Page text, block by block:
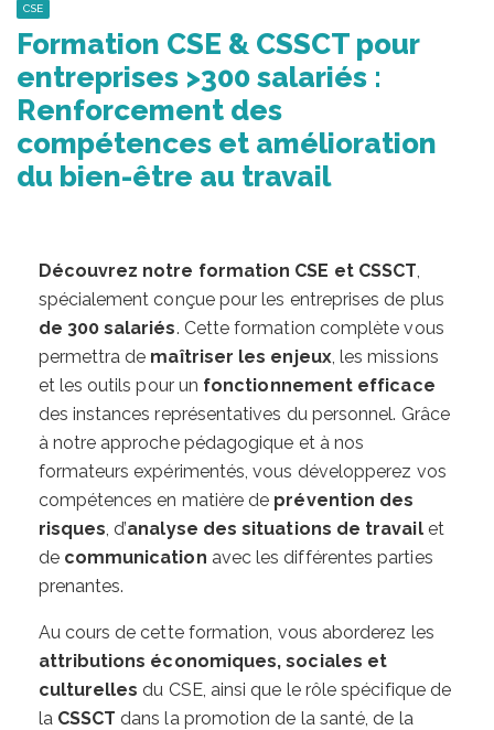
CSE
Formation CSE & CSSCT pour
entreprises >300 salariés :
Renforcement des
compétences et amélioration
du bien-être au travail
Découvrez notre formation CSE et CSSCT
spécialement conçue pour les entreprises de plus
de 300 salariés. Cette formation complète vous
permettra de maîtriser les enjeux, les missions
et les outils pour un fonctionnement efficace
des instances représentatives du personnel. Grâce
à notre approche pédagogique et à nos
formateurs expérimentés, vous développerez vos
compétences en matière de prévention des
risques , d’analyse des situations de travailet
de communication avec les différentes parties
prenantes.
Au cours de cette formation, vous aborderez les
attributions économiques, sociales et
culturelles du CSE, ainsi que le rôle spécifique de
la CSSCT dans la promotion de la santé, de la